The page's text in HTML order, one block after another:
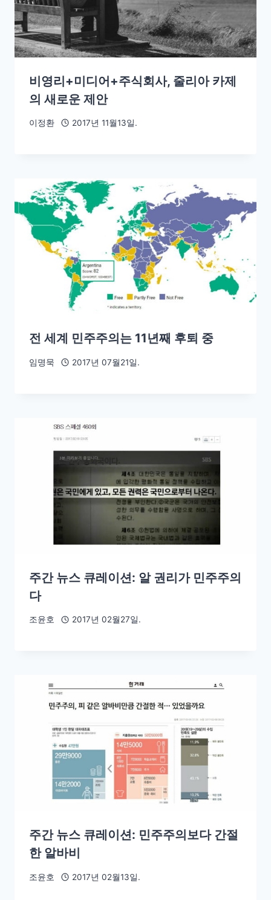
비영리+미디어+주식회사, 줄리아 카제
의 새로운 제안
이정환 2017년 11월13일.
전 세계 민주주의는 11년째 후퇴 중
임명묵 2017년 07월21일.
주간 뉴스 큐레이션: 알 권리가 민주주의
다
조윤호 2017년 02월27일.
주간 뉴스 큐레이션: 민주주의보다 간절
한 알바비
조윤호 2017년 02월13일.